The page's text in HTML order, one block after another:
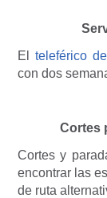
El teleférico
con dos
Cortes
Cortes y
encontrar las
de ruta